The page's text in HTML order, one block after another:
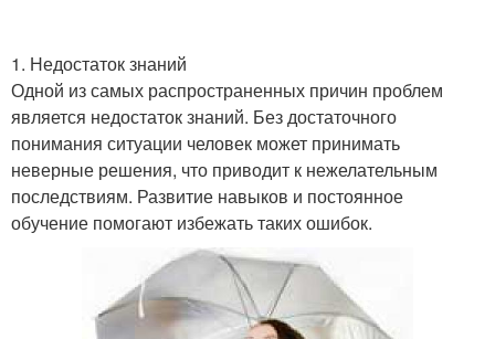
1. Недостаток знаний
Одной из самых распространенных причин проблем
является недостаток знаний. Без достаточного
понимания ситуации человек может принимать
неверные решения, что приводит к нежелательным
последствиям. Развитие навыков и постоянное
обучение помогают избежать таких ошибок.